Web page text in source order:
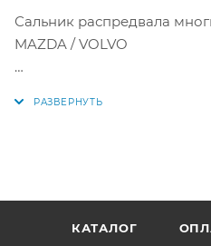
Сальник распредвала
MAZDA / VOLVO
30711647, 31216283,
31330415, 1004302, 1077686,
КАТАЛОГ